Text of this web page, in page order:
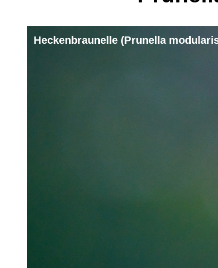
Heckenbraunelle (Prunella